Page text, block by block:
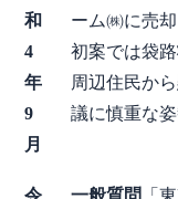
和
4
年
9
月
ーム㈱に売
初案では袋
周辺住民か
議に慎重な
令
一般質問
「